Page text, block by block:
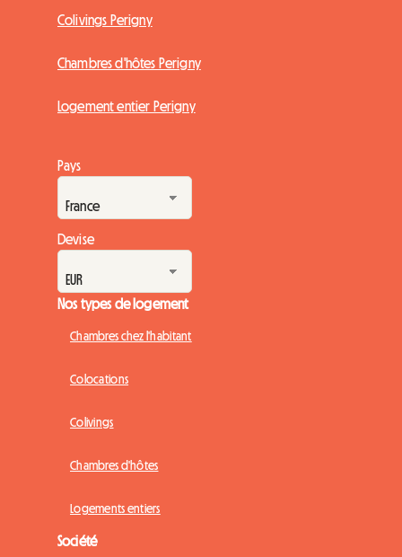
Colivings Perigny
Chambres d'hôtes Perigny
Logement entier Perigny
Pays
Devise
Nos types de logement
Chambres chez l'habitant
Colocations
Colivings
Chambres d'hôtes
Logements entiers
Société